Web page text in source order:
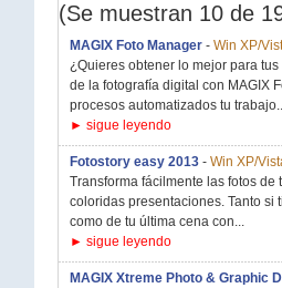
(Se muestran 10 de
MAGIX Foto Manager - Win XP/
¿Quieres obtener lo mejor para
de la fotografía digital con MAGIX
procesos automatizados tu
► sigue leyendo
Fotostory easy 2013 - Win XP/
Transforma fácilmente las fotos
coloridas presentaciones. Tanto si
como de tu última cena con...
► sigue leyendo
MAGIX Xtreme Photo & Graphic